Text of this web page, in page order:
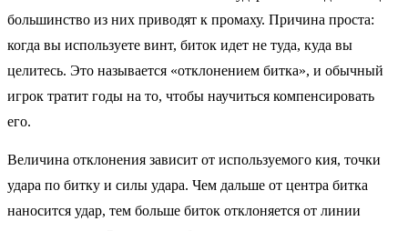
большинство из них приводят к промаху. Причина проста:
когда вы используете винт, биток идет не туда, куда вы
целитесь. Это называется «отклонением битка», и обычный
игрок тратит годы на то, чтобы научиться компенсировать
его.
Величина отклонения зависит от используемого кия, точки
удара по битку и силы удара. Чем дальше от центра битка
наносится удар, тем больше биток отклоняется от линии